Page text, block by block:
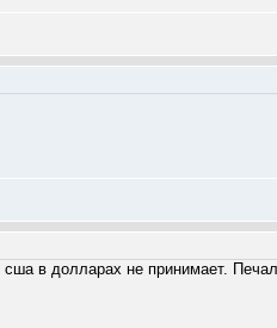
в долларах не принимает.